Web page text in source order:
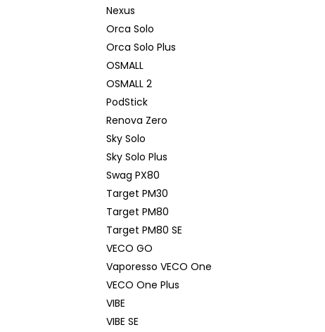
Nexus
Orca Solo
Orca Solo Plus
OSMALL
OSMALL 2
PodStick
Renova Zero
Sky Solo
Sky Solo Plus
Swag PX80
Target PM30
Target PM80
Target PM80 SE
VECO GO
Vaporesso VECO One
VECO One Plus
VIBE
VIBE SE